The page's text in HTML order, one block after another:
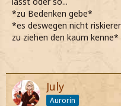
*zu Bedenken gebe*
*es deswegen nicht
zu ziehen den kaum kenne*
July
Aurorin